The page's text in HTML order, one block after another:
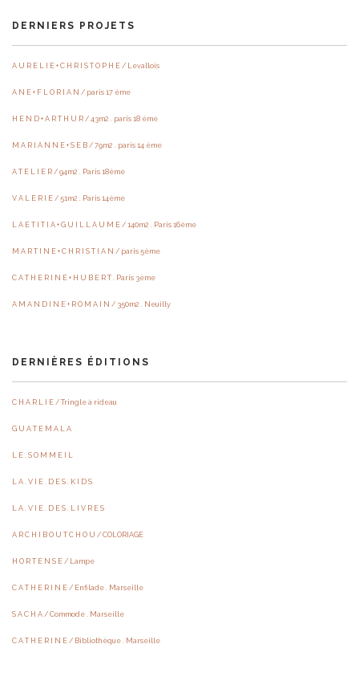
DERNIERS PROJETS
A U R E L I E + C H R I S T O P H E / Levallois
A N E + F L O R I A N / paris 17 ème
H E N D + A R T H U R / 43m2 . paris 18 ème
M A R I A N N E + S E B / 79m2 . paris 14 ème
A T E L I E R / 94m2 . Paris 18ème
V A L E R I E / 51m2 . Paris 14ème
L A E T I T I A + G U I L L A U M E / 140m2 . Paris 16ème
M A R T I N E + C H R I S T I A N / paris 5ème
C A T H E R I N E + H U B E R T . Paris 3ème
A M A N D I N E + R O M A I N / 350m2 . Neuilly
DERNIÈRES ÉDITIONS
C H A R L I E / Tringle à rideau
G U A T E M A L A
L E . S O M M E I L
L A . V I E . D E S . K I D S
L A . V I E . D E S . L I V R E S
A R C H I B O U T C H O U / COLORIAGE
H O R T E N S E / Lampe
C A T H E R I N E / Enfilade . Marseille
S A C H A / Commode . Marseille
C A T H E R I N E / Bibliothèque . Marseille